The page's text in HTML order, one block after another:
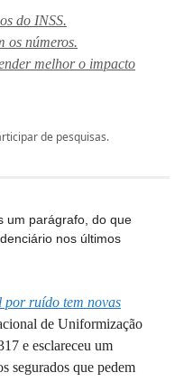
do INSS.
os números.
melhor o impacto
de pesquisas.
um parágrafo, do que
nos últimos
por ruído tem novas
de Uniformização
e esclareceu um
segurados que pedem